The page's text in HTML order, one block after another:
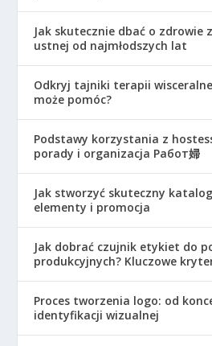
Jak skutecznie dbać o zdrowie
ustnej od najmłodszych lat
Odkryj tajniki terapii
może pomóc?
Podstawy korzystania z
porady i organizacja Работ婦
Jak stworzyć skuteczny
elementy i promocja
Jak dobrać czujnik etykiet do
produkcyjnych? Kluczowe
Proces tworzenia logo: od
identyfikacji wizualnej